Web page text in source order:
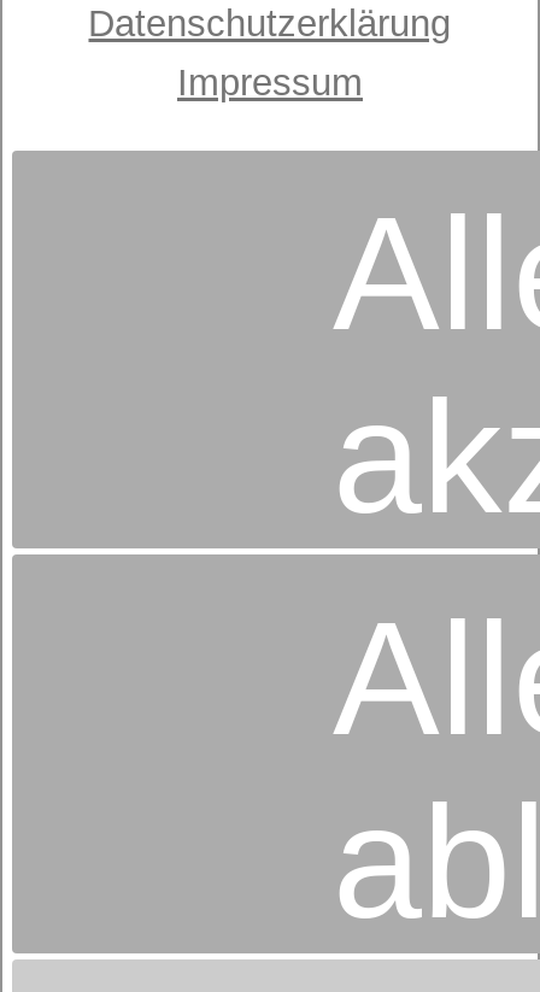
Betten-Radtke
Daunenkissen
Kissen 70% Federn/30% Daunen
Kissen 80% Federn/20% Daunen
Datenschutzerklärung
Impressum